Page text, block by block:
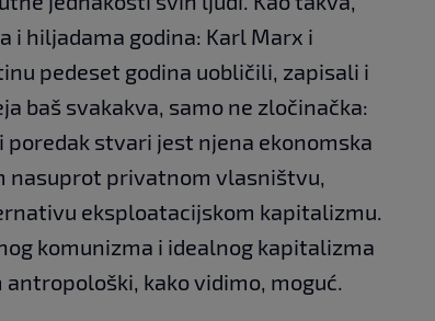
i hiljadama godina: Karl Marx i
pedeset godina uobličili, zapisali i
baš svakakva, samo ne zločinačka:
poredak stvari jest njena ekonomska
nasuprot privatnom vlasništvu,
eksploatacijskom kapitalizmu.
komunizma i idealnog kapitalizma
kako vidimo, moguć.